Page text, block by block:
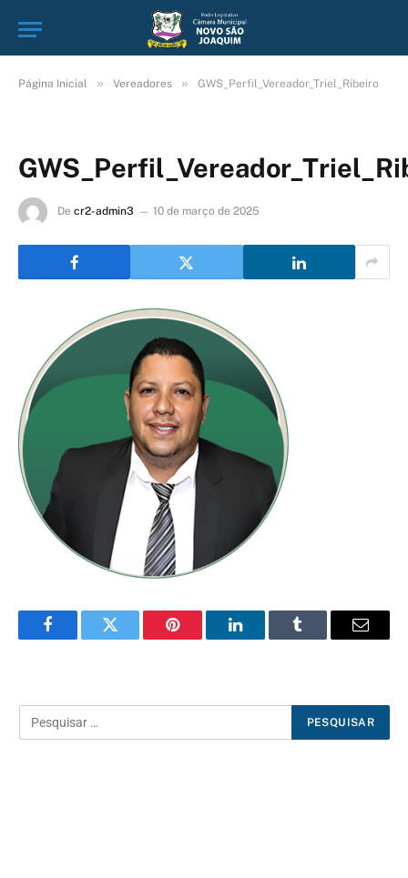
Página Inicial » Vereadores » GWS_Perfil_Vereador_Triel_Ribeiro
De cr2-admin3 10 de março de 2025
FacebookTwitter Pinterest LinkedInTumblr
E-